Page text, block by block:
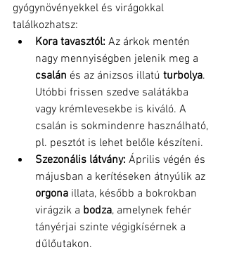
gyógynövényekkel és virágokkal
találkozhatsz:
Kora tavasztól: Az árkok mentén
nagy mennyiségben jelenik meg a
csalán és az ánizsos illatú turbolya.
Utóbbi frissen szedve salátákba
vagy krémlevesekbe is kiváló. A
csalán is sokmindenre használható,
pl. pesztót is lehet belőle készíteni.
Szezonális látvány: Április végén és
májusban a kerítéseken átnyúlik az
orgona illata, később a bokrokban
virágzik a bodza, amelynek fehér
tányérjai szinte végigkísérnek a
dűlőutakon.